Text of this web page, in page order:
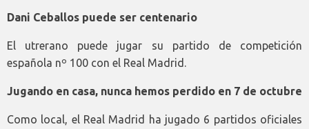
Dani Ceballos puede ser centenario
El utrerano puede jugar su partido de competición
española nº 100 con el Real Madrid.
Jugando en casa, nunca hemos perdido en 7 de octubre
Como local, el Real Madrid ha jugado 6 partidos oficiales